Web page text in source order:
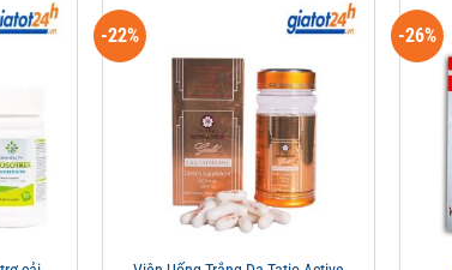
-22% -26%